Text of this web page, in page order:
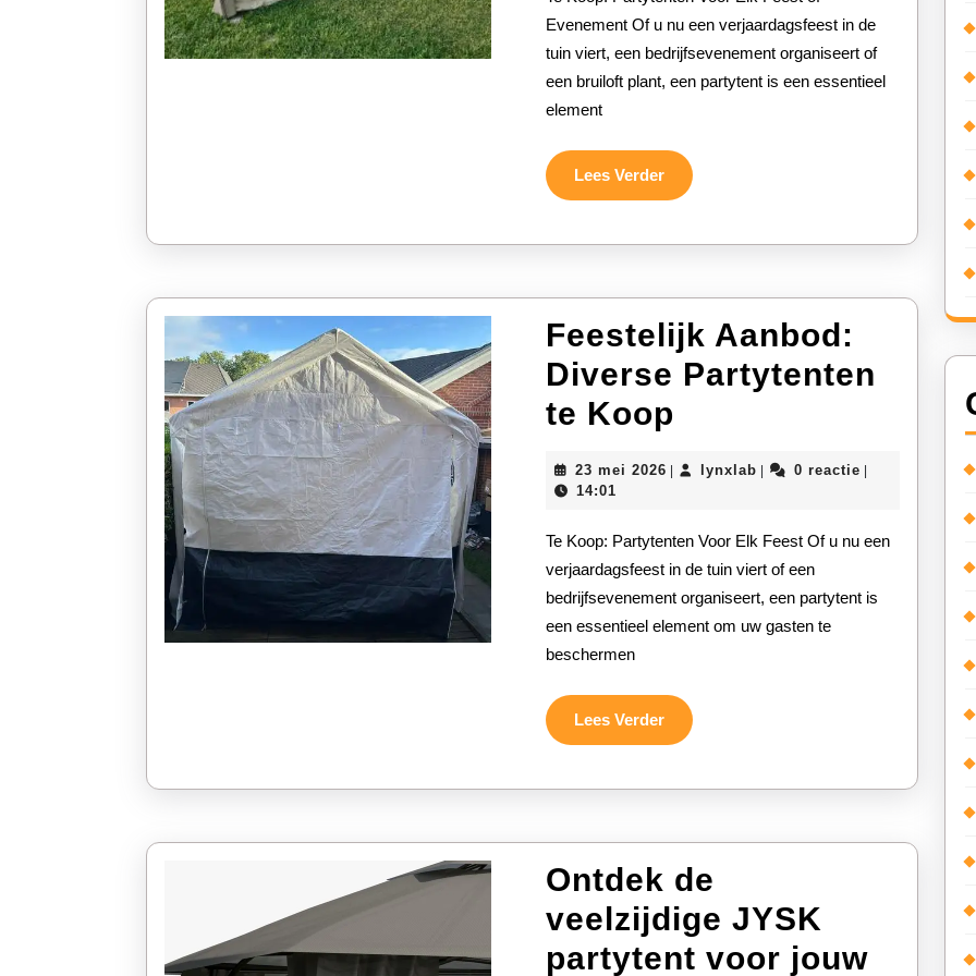
voor
elk
feest
Evenement Of u nu een verjaardagsfeest in de
tuin viert, een bedrijfsevenement organiseert of
een bruiloft plant, een partytent is een essentieel
element
Lees VerderLees
Verder
Feestelijk Aanbod:
Diverse Partytenten
te Koop
Diverse
Partytenten
te
Koop
23 mei 202623
lynxlablynxlab0 reactie
14:01
Te Koop: Partytenten Voor Elk Feest Of u nu een
verjaardagsfeest in de tuin viert of een
bedrijfsevenement organiseert, een partytent is
een essentieel element om uw gasten te
beschermen
Lees VerderLees
Verder
Ontdek de
veelzijdige JYSK
partytent voor jouw